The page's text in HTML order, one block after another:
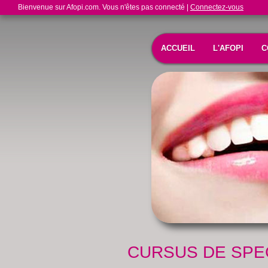
Bienvenue sur Afopi.com. Vous n'êtes pas connecté | Connectez-vous
ACCUEIL L'AFOPI
CURSUS DE